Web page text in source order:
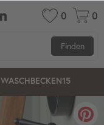
0 0
Finden
WASCHBECKEN15